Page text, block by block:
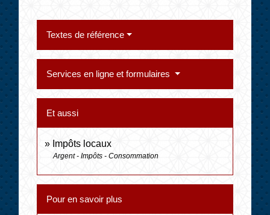
Textes de référence
Services en ligne et formulaires
Et aussi
Impôts locaux
Argent - Impôts - Consommation
Pour en savoir plus